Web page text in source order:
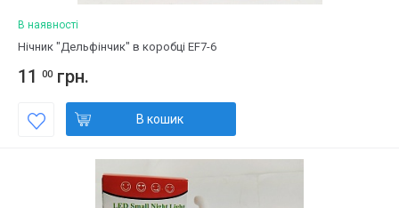
В наявності
Нічник "Дельфінчик" в коробці EF7-6
11 00 грн.
В кошик